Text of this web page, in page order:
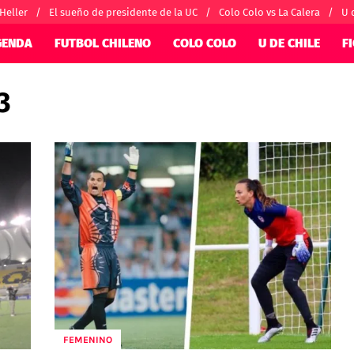
El sueño de presidente de la UC Colo Colo vs La Calera U
FUTBOL CHILENO COLO COLO U DE CHILE
por el mundo
Copa Sudamericana
Fútbol Argentino
Fútbol Brasileño
Europa League
Conference
Ligue 1
Premier League
Serie A
La Liga
Bundesliga
FEMENINO